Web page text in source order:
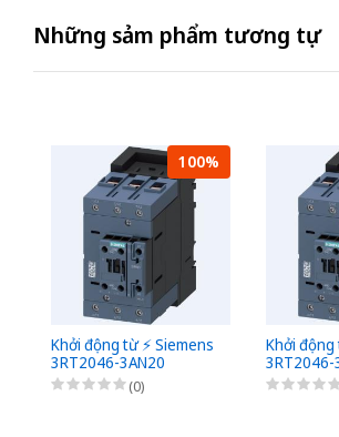
Những sảm phẩm tương tự
100%
Khởi động từ ⚡️ Siemens
3RT2046-3AN20
(0)
Khởi động
3RT2046-